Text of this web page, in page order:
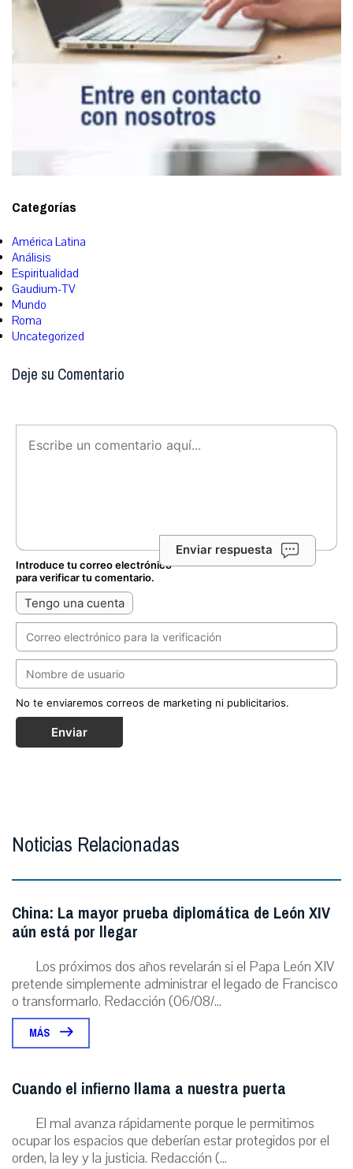
Categorías
América Latina
Análisis
Espiritualidad
Gaudium-TV
Mundo
Roma
Uncategorized
Deje su Comentario
Enviar respuesta
Introduce tu correo electrónico
para verificar tu comentario.
Tengo una cuenta
No te enviaremos correos de marketing ni publicitarios.
Enviar
Noticias Relacionadas
China: La mayor prueba diplomática de León XIV
aún está por llegar
Los próximos dos años revelarán si el Papa León XIV
pretende simplemente administrar el legado de Francisco
o transformarlo. Redacción (06/08/...
MÁS
Cuando el infierno llama a nuestra puerta
El mal avanza rápidamente porque le permitimos
ocupar los espacios que deberían estar protegidos por el
orden, la ley y la justicia. Redacción (...